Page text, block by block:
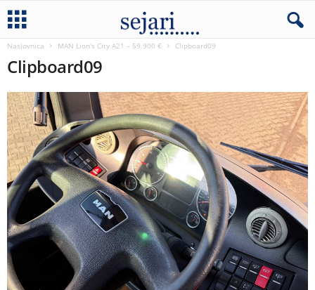
Naslovnica MAN Lion's City A21 – 59.900 € Clipboard09
Clipboard09